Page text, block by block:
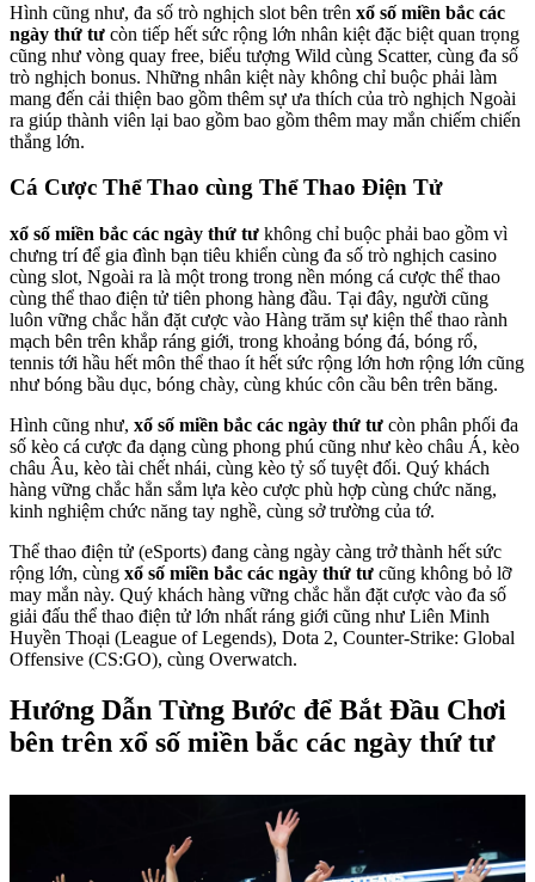
Hình cũng như, đa số trò nghịch slot bên trên xổ số miền bắc các
ngày thứ tư còn tiếp hết sức rộng lớn nhân kiệt đặc biệt quan trọng
cũng như vòng quay free, biểu tượng Wild cùng Scatter, cùng đa số
trò nghịch bonus. Những nhân kiệt này không chỉ buộc phải làm
mang đến cải thiện bao gồm thêm sự ưa thích của trò nghịch Ngoài
ra giúp thành viên lại bao gồm bao gồm thêm may mắn chiếm chiến
thắng lớn.
Cá Cược Thể Thao cùng Thể Thao Điện Tử
xổ số miền bắc các ngày thứ tư không chỉ buộc phải bao gồm vì
chưng trí để gia đình bạn tiêu khiển cùng đa số trò nghịch casino
cùng slot, Ngoài ra là một trong trong nền móng cá cược thể thao
cùng thể thao điện tử tiên phong hàng đầu. Tại đây, người cũng
luôn vững chắc hẳn đặt cược vào Hàng trăm sự kiện thể thao rành
mạch bên trên khắp ráng giới, trong khoảng bóng đá, bóng rổ,
tennis tới hầu hết môn thể thao ít hết sức rộng lớn hơn rộng lớn cũng
như bóng bầu dục, bóng chày, cùng khúc côn cầu bên trên băng.
Hình cũng như, xổ số miền bắc các ngày thứ tư còn phân phối đa
số kèo cá cược đa dạng cùng phong phú cũng như kèo châu Á, kèo
châu Âu, kèo tài chết nhái, cùng kèo tỷ số tuyệt đối. Quý khách
hàng vững chắc hẳn sắm lựa kèo cược phù hợp cùng chức năng,
kinh nghiệm chức năng tay nghề, cùng sở trường của tớ.
Thể thao điện tử (eSports) đang càng ngày càng trở thành hết sức
rộng lớn, cùng xổ số miền bắc các ngày thứ tư cũng không bỏ lỡ
may mắn này. Quý khách hàng vững chắc hẳn đặt cược vào đa số
giải đấu thể thao điện tử lớn nhất ráng giới cũng như Liên Minh
Huyền Thoại (League of Legends), Dota 2, Counter-Strike: Global
Offensive (CS:GO), cùng Overwatch.
Hướng Dẫn Từng Bước để Bắt Đầu Chơi
bên trên xổ số miền bắc các ngày thứ tư